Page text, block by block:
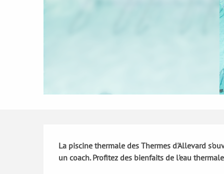
Description
La piscine thermale des Thermes d'Allevard
un coach. Profitez des bienfaits de l'eau